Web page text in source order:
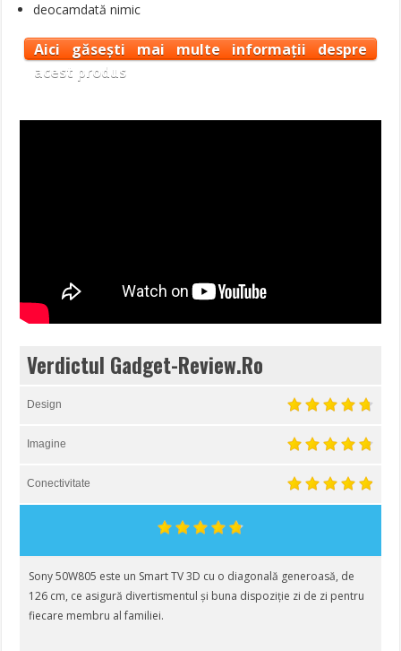
deocamdată nimic
Aici găsești mai multe informații despre
acest produs
Verdictul Gadget-Review.Ro
Design
Imagine
Conectivitate
Sony 50W805 este un Smart TV 3D cu o diagonală generoasă, de
126 cm, ce asigură divertismentul și buna dispoziție zi de zi pentru
fiecare membru al familiei.